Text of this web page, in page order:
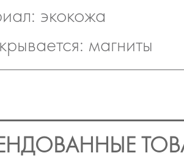
экокожа
магниты